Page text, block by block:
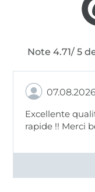
Note 4.71/ 5
Excellente
rapide !! Merci
Voir tous les